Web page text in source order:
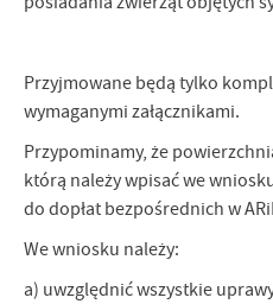
Przyjmowane będą tylko
wymaganymi załącznikami.
Przypominamy, że
którą należy wpisać we
do dopłat bezpośrednich w
We wniosku należy:
a) uwzględnić wszystkie